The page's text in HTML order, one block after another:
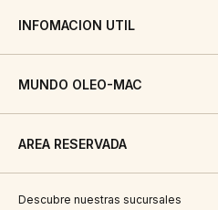
INFOMACION UTIL
MUNDO OLEO-MAC
AREA RESERVADA
Descubre nuestras sucursales